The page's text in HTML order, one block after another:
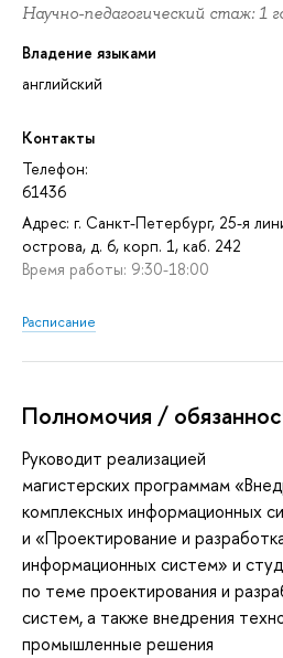
Научно-педагогический стаж: 1
Владение языками
английский
Контакты
Телефон:
61436
Адрес: г. Санкт-Петербург, 25-я
острова, д. 6, корп. 1, каб. 242
Время работы: 9:30-18:00
Расписание
Полномочия /
Руководит реализацией
магистерских программам
комплексных информационных
и «Проектирование и
информационных систем» и
по теме проектирования и
систем, а также внедрения
промышленные решения